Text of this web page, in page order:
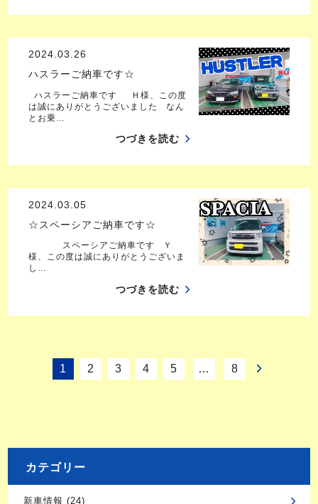
2024.03.26
ハスラーご納車です☆
ハスラーご納車です Ｈ様、この度
は誠にありがとうございました なん
とお乗…
つづきを読む
2024.03.05
☆スペーシアご納車です☆
スペーシアご納車です Ｙ
様、この度は誠にありがとうございま
し…
つづきを読む
1 2 3 4 5 … 8
カテゴリー
新車情報 (24)